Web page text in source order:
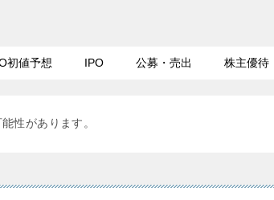
初値予想 IPO 公募・売出 株主優待
性があります。